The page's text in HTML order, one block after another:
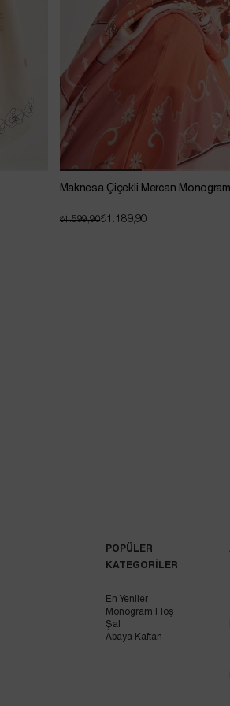
Maknesa Çiçekli Mercan
₺1.189,90
₺1.599,90
POPÜLER
KATEGORİLER
En Yeniler
Monogram Floş
Şal
Abaya Kaftan